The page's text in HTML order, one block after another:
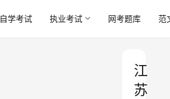
自学考试 执业考试 网考题库 范
江
苏